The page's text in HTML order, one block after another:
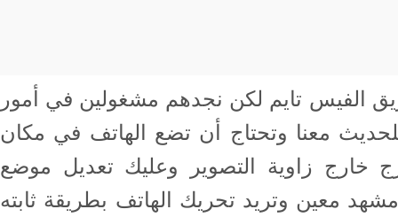
الفيس تايم لكن نجدهم مشغولين في أمور
معنا وتحتاج أن تضع الهاتف في مكان
خارج زاوية التصوير وعليك تعديل موضع
معين وتريد تحريك الهاتف بطريقة ثابته